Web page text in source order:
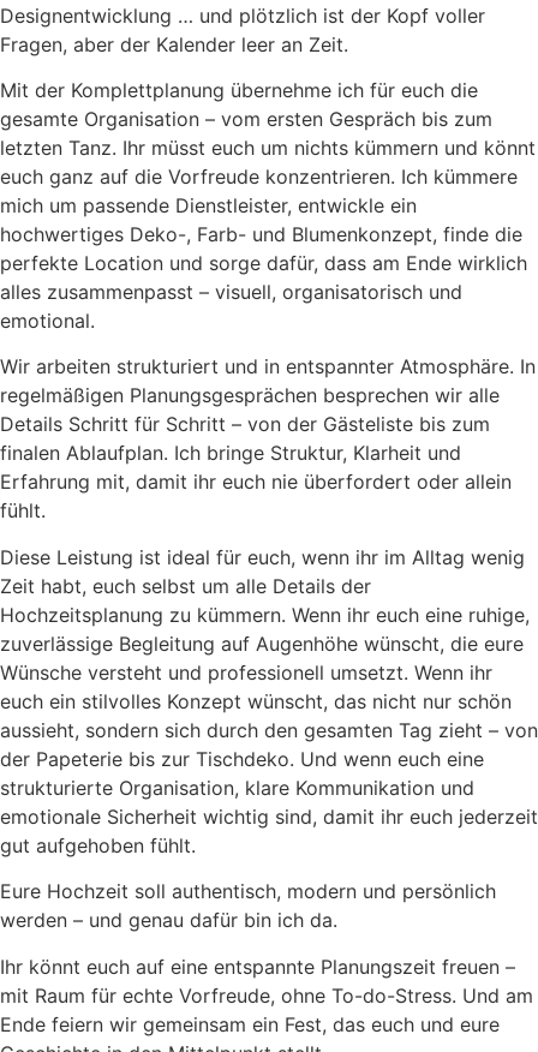
Designentwicklung … und plötzlich ist der Kopf voller
Fragen, aber der Kalender leer an Zeit.
Mit der Komplettplanung übernehme ich für euch die
gesamte Organisation – vom ersten Gespräch bis zum
letzten Tanz. Ihr müsst euch um nichts kümmern und könnt
euch ganz auf die Vorfreude konzentrieren. Ich kümmere
mich um passende Dienstleister, entwickle ein
hochwertiges Deko-, Farb- und Blumenkonzept, finde die
perfekte Location und sorge dafür, dass am Ende wirklich
alles zusammenpasst – visuell, organisatorisch und
emotional.
Wir arbeiten strukturiert und in entspannter Atmosphäre. In
regelmäßigen Planungsgesprächen besprechen wir alle
Details Schritt für Schritt – von der Gästeliste bis zum
finalen Ablaufplan. Ich bringe Struktur, Klarheit und
Erfahrung mit, damit ihr euch nie überfordert oder allein
fühlt.
Diese Leistung ist ideal für euch, wenn ihr im Alltag wenig
Zeit habt, euch selbst um alle Details der
Hochzeitsplanung zu kümmern. Wenn ihr euch eine ruhige,
zuverlässige Begleitung auf Augenhöhe wünscht, die eure
Wünsche versteht und professionell umsetzt. Wenn ihr
euch ein stilvolles Konzept wünscht, das nicht nur schön
aussieht, sondern sich durch den gesamten Tag zieht – von
der Papeterie bis zur Tischdeko. Und wenn euch eine
strukturierte Organisation, klare Kommunikation und
emotionale Sicherheit wichtig sind, damit ihr euch jederzeit
gut aufgehoben fühlt.
Eure Hochzeit soll authentisch, modern und persönlich
werden – und genau dafür bin ich da.
Ihr könnt euch auf eine entspannte Planungszeit freuen –
mit Raum für echte Vorfreude, ohne To-do-Stress. Und am
Ende feiern wir gemeinsam ein Fest, das euch und eure